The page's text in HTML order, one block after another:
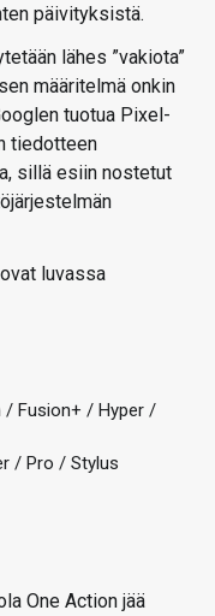
päivityksistä.
lähes ”vakiota”
määritelmä onkin
tuotua Pixel-
tiedotteen
sillä esiin nostetut
luvassa
/ Fusion+ / Hyper /
/ Pro / Stylus
One Action jää